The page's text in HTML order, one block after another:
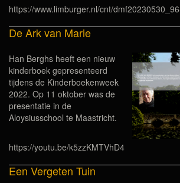
https://www.limburger.nl/cnt/
De Ark van Marie
Han Berghs heeft een nieuw
kinderboek gepresenteerd
tijdens de Kinderboekenweek
2022. Op 11 oktober was de
presentatie in de
Aloysiusschool te Maastricht.
https://youtu.be/k5zzKMTVhD4
Een Vergeten Tuin